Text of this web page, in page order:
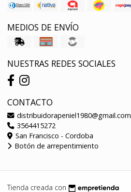
MEDIOS DE ENVÍO
NUESTRAS REDES SOCIALES
CONTACTO
distribuidorapeniel1980@gmail.com
3564415272
San Francisco - Cordoba
Botón de arrepentimiento
Tienda creada con